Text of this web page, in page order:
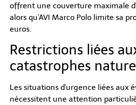
offrent une couverture maximale
alors qu'AVI Marco Polo limite sa
euros.
Restrictions liées
catastrophes
Les situations d'urgence liées aux
nécessitent une attention